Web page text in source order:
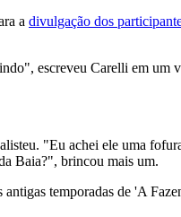
a divulgação dos
escreveu Carelli em um
"Eu achei ele uma
Baia?", brincou mais um.
temporadas de 'A